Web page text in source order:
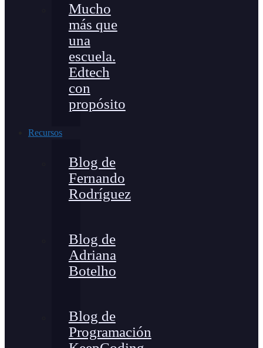
Mucho
más que
una
escuela.
Edtech
con
propósito
Recursos
Blog de
Fernando
Rodríguez
Blog de
Adriana
Botelho
Blog de
Programación